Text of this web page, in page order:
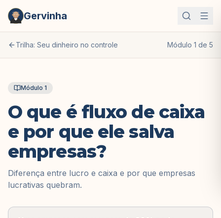
Gervinha
Trilha: Seu dinheiro no controle Módulo 1 de 5
Módulo 1
O que é fluxo de caixa
e por que ele salva
empresas?
Diferença entre lucro e caixa e por que empresas
lucrativas quebram.